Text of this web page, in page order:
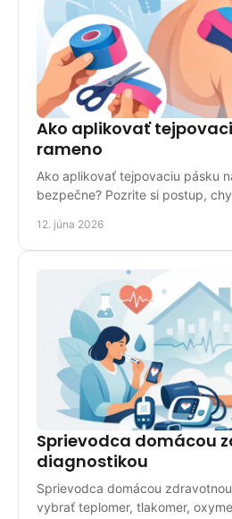
Ako aplikovať
rameno
Ako aplikovať tejpovaciu pásku
bezpečne? Pozrite si postup,
12. júna 2026
Sprievodca domácou
diagnostikou
Sprievodca domácou
vybrať teplomer, tlakomer,